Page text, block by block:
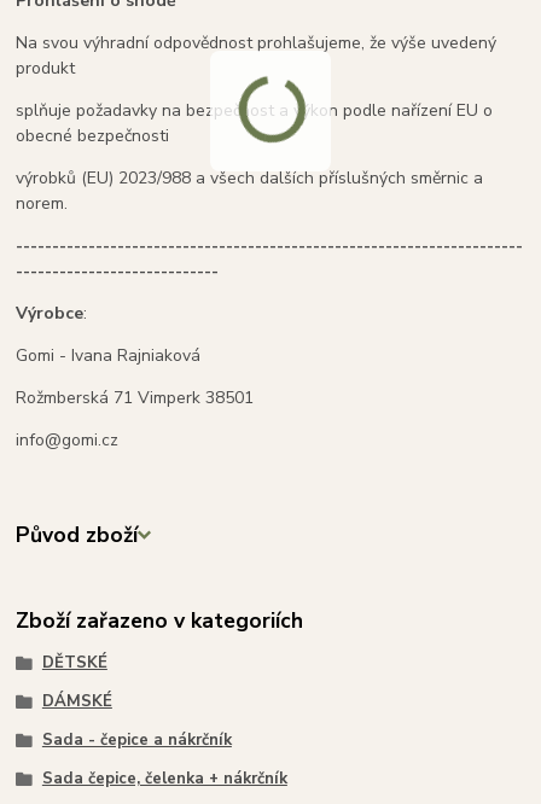
Na svou výhradní odpovědnost prohlašujeme, že výše uvedený
produkt
splňuje požadavky na bezpečnost a výkon podle nařízení EU o
obecné bezpečnosti
výrobků (EU) 2023/988 a všech dalších příslušných směrnic a
norem.
----------------------------------------------------------------------
----------------------------
Výrobce:
Gomi - Ivana Rajniaková
Rožmberská 71 Vimperk 38501
info@gomi.cz
Původ zboží
Zboží zařazeno v kategoriích
DĚTSKÉ
DÁMSKÉ
Sada - čepice a nákrčník
Sada čepice, čelenka + nákrčník